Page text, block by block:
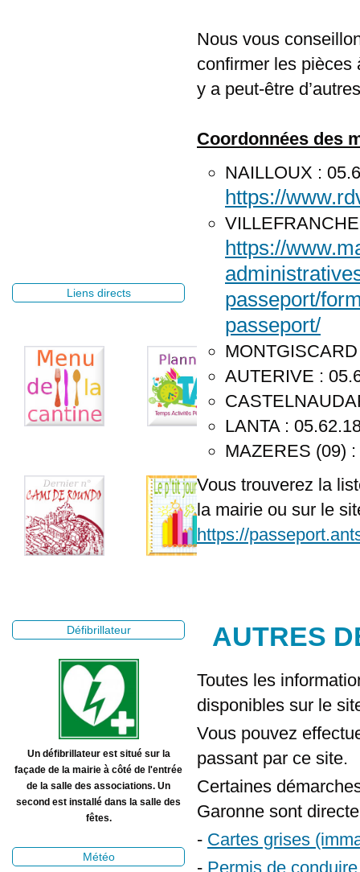
Liens directs
Défibrillateur
Un défibrillateur est situé sur la
façade de la mairie à côté de l'entrée
de la salle des associations. Un
second est installé dans la salle des
fêtes.
Météo
Nous vous
confirmer les pièces
y a peut-être
Coordonnées des
NAILLOUX :
https://
https://
passeport/
passeport/
AUTERIVE :
LANTA :
MAZERES (09)
Vous trouverez la
la mairie ou sur le
https://
AUTRES
Toutes les
disponibles sur le
Vous pouvez
passant par ce site.
Certaines
Garonne sont
- Cartes grises
- Permis de conduire